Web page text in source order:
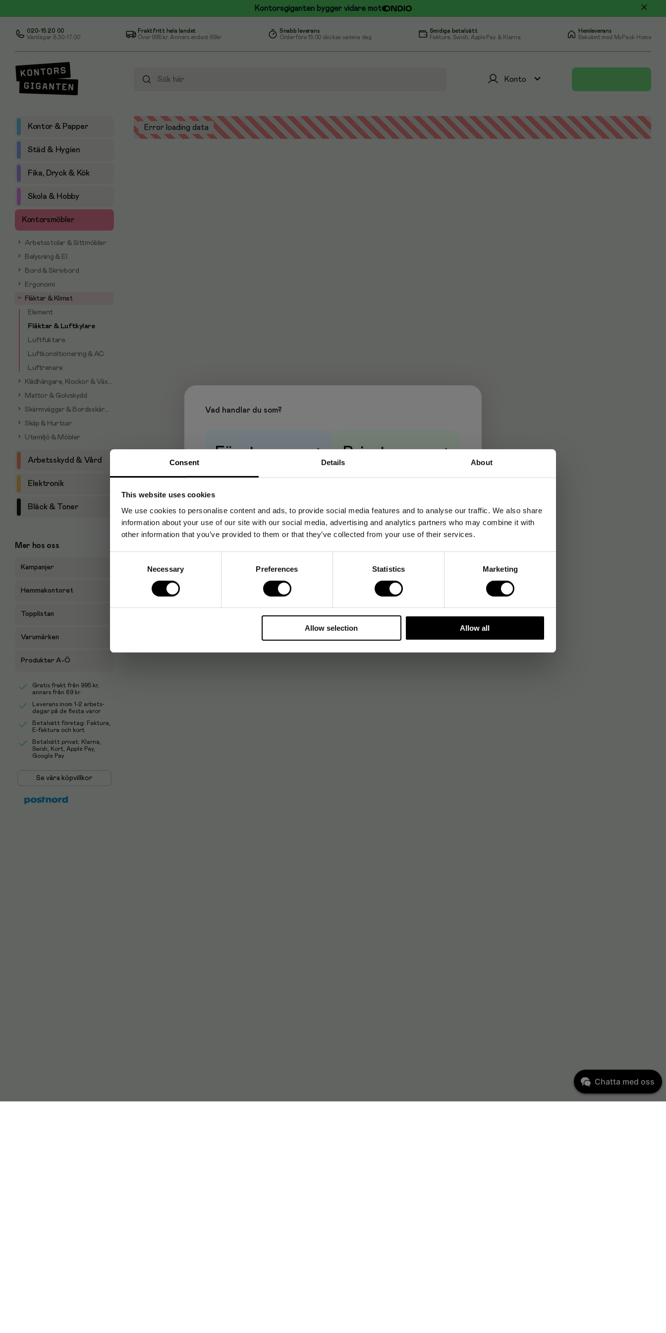
Consent Details About
This website uses cookies
We use cookies to personalise content and ads, to provide social media features and to analyse our traffic. We also share
information about your use of our site with our social media, advertising and analytics partners who may combine it with
other information that you’ve provided to them or that they’ve collected from your use of their services.
Necessary Preferences Statistics Marketing
Allow selection Allow all
Kontorsgiganten bygger vidare mot
020-15 20 00
Vardagar 8.30-17.00
Fraktfritt hela landet
Över 995 kr. Annars endast 69kr
Snabb leverans
Order före 15.00 skickas samma dag
Smidiga betalsätt
Faktura, Swish, Apple Pay & Klarna
Hemleverans
Bekvämt med MyPack Home
Konto
Kontor & Papper
Städ & Hygien
Fika, Dryck & Kök
Skola & Hobby
Kontorsmöbler
Arbetsstolar & Sittmöbler
Belysning & El
Bord & Skrivbord
Ergonomi
Fläktar & Klimat
Element
Fläktar & Luftkylare
Luftfuktare
Luftkonditionering & AC
Luftrenare
Klädhängare, Klockor & Växter
Mattor & Golvskydd
Skärmväggar & Bordsskärmar
Skåp & Hurtsar
Utemiljö & Möbler
Arbetsskydd & Vård
Elektronik
Bläck & Toner
Mer hos oss
Kampanjer
Hemmakontoret
Topplistan
Varumärken
Produkter A-Ö
Gratis frakt från 995 kr,
annars från 69 kr
Leverans inom 1-2 arbets-
dagar på de flesta varor
Betalsätt företag: Faktura,
E-faktura och kort
Betalsätt privat: Klarna,
Swish, Kort, Apple Pay,
Google Pay
Se våra köpvillkor
Error loading data
Vad handlar du som?
Företag → Privat →
Chatta med oss